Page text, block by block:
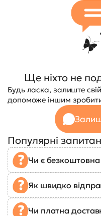
Ще ніхто не
Будь ласка, залиште
допоможе іншим
Популярні
Чи є безкоштовна
Як швидко
Чи платна